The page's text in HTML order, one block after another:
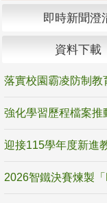
即時新聞澄
資料下載
落實校園霸凌防制教
2026智鐵決賽煉製